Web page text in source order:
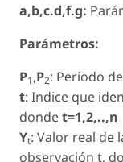
a,b,c.d,f.g:
Parámetros:
P1,P2: Período
t: Indice que
dondet=1,2,..,n
Yt: Valor real de
observación t,